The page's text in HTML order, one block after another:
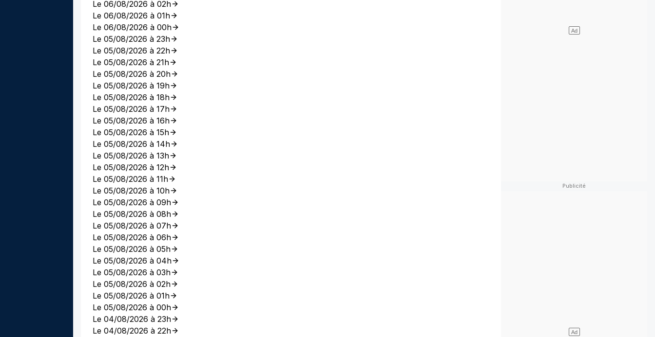
Le 06/08/2026 à 02h
Le 06/08/2026 à 01h
Le 06/08/2026 à 00h
Le 05/08/2026 à 23h
Le 05/08/2026 à 22h
Le 05/08/2026 à 21h
Le 05/08/2026 à 20h
Le 05/08/2026 à 19h
Le 05/08/2026 à 18h
Le 05/08/2026 à 17h
Le 05/08/2026 à 16h
Le 05/08/2026 à 15h
Le 05/08/2026 à 14h
Le 05/08/2026 à 13h
Le 05/08/2026 à 12h
Le 05/08/2026 à 11h
Le 05/08/2026 à 10h
Le 05/08/2026 à 09h
Le 05/08/2026 à 08h
Le 05/08/2026 à 07h
Le 05/08/2026 à 06h
Le 05/08/2026 à 05h
Le 05/08/2026 à 04h
Le 05/08/2026 à 03h
Le 05/08/2026 à 02h
Le 05/08/2026 à 01h
Le 05/08/2026 à 00h
Le 04/08/2026 à 23h
Le 04/08/2026 à 22h